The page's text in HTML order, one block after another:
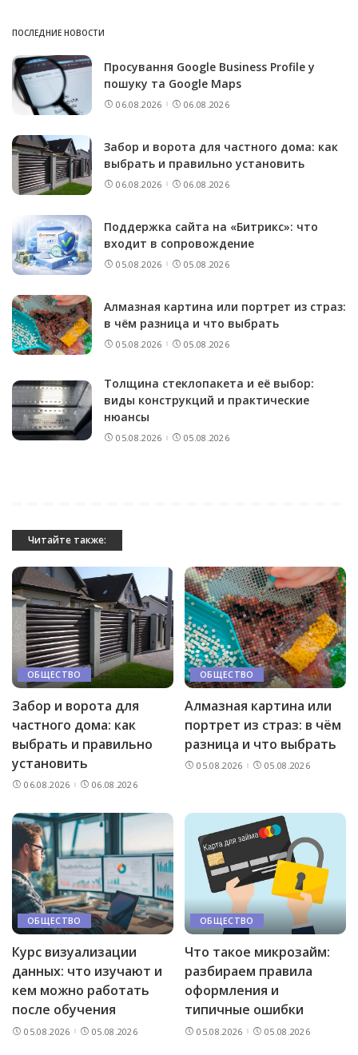
ПОСЛЕДНИЕ НОВОСТИ
Просування Google Business Profile у
пошуку та Google Maps
06.08.2026 06.08.2026
Забор и ворота для частного дома: как
выбрать и правильно установить
06.08.2026 06.08.2026
Поддержка сайта на «Битрикс»: что
входит в сопровождение
05.08.2026 05.08.2026
Алмазная картина или портрет из страз:
в чём разница и что выбрать
05.08.2026 05.08.2026
Толщина стеклопакета и её выбор:
виды конструкций и практические
нюансы
05.08.2026 05.08.2026
Читайте также:
ОБЩЕСТВО
Забор и ворота для
частного дома: как
выбрать и правильно
установить
06.08.2026 06.08.2026
ОБЩЕСТВО
Алмазная картина или
портрет из страз: в чём
разница и что выбрать
05.08.2026 05.08.2026
ОБЩЕСТВО
Курс визуализации
данных: что изучают и
кем можно работать
после обучения
05.08.2026 05.08.2026
ОБЩЕСТВО
Что такое микрозайм:
разбираем правила
оформления и
типичные ошибки
05.08.2026 05.08.2026